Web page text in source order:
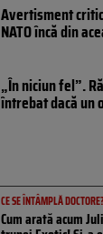
Avertisment
NATO încă din
„În niciun fel”.
întrebat dacă un
CE SE ÎNTÂMPLĂ
Cum arată acum